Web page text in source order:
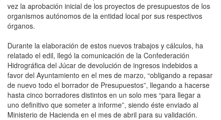
vez la aprobación inicial de los proyectos de presupuestos de los
organismos autónomos de la entidad local por sus respectivos
órganos.
Durante la elaboración de estos nuevos trabajos y cálculos, ha
relatado el edil, llegó la comunicación de la Confederación
Hidrográfica del Júcar de devolución de ingresos indebidos a
favor del Ayuntamiento en el mes de marzo, “obligando a repasar
de nuevo todo el borrador de Presupuestos”, llegando a hacerse
hasta cinco borradores distintos en un solo mes “para llegar a
uno definitivo que someter a informe”, siendo éste enviado al
Ministerio de Hacienda en el mes de abril para su validación.